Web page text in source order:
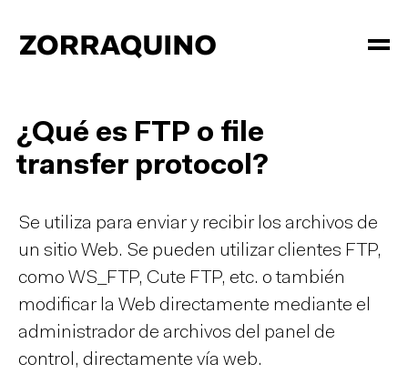
¿Qué es FTP o file
transfer protocol?
Se utiliza para enviar y recibir los archivos de
un sitio Web. Se pueden utilizar clientes FTP,
como WS_FTP, Cute FTP, etc. o también
modificar la Web directamente mediante el
administrador de archivos del panel de
control, directamente vía web.